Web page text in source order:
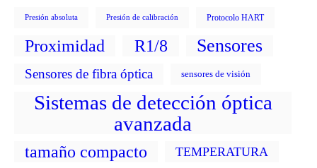
Presión absoluta Presión de calibración Protocolo HART
Proximidad R1/8 Sensores
Sensores de fibra óptica sensores de visión
Sistemas de detección óptica
avanzada
tamaño compacto TEMPERATURA